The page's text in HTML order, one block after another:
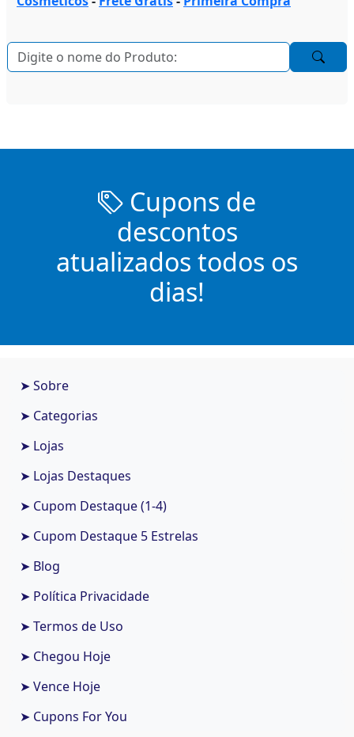
Cupons de
descontos
atualizados todos os
dias!
➤ Sobre
➤ Categorias
➤ Lojas
➤ Lojas Destaques
➤ Cupom Destaque (1-4)
➤ Cupom Destaque 5 Estrelas
➤ Blog
➤ Política Privacidade
➤ Termos de Uso
➤ Chegou Hoje
➤ Vence Hoje
➤ Cupons For You